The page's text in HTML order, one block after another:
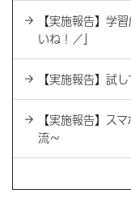
【実施報告】学
いね！／」
【実施報告】試
【実施報告】ス
流～